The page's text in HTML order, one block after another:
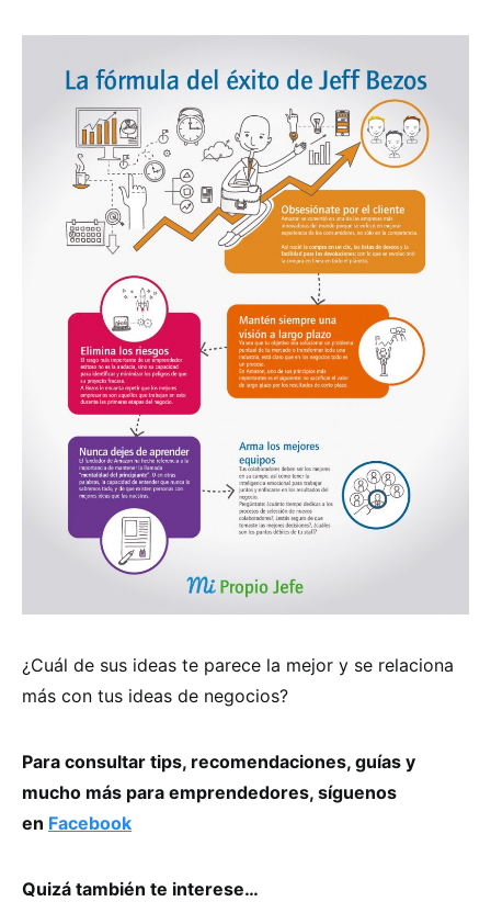
¿Cuál de sus ideas te parece la mejor y se relaciona
más con tus ideas de negocios?
Para consultar tips, recomendaciones, guías y
mucho más para emprendedores, síguenos
en Facebook
Quizá también te interese…